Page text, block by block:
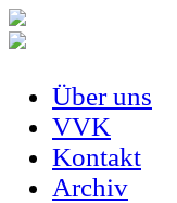
Über uns
VVK
Kontakt
Archiv